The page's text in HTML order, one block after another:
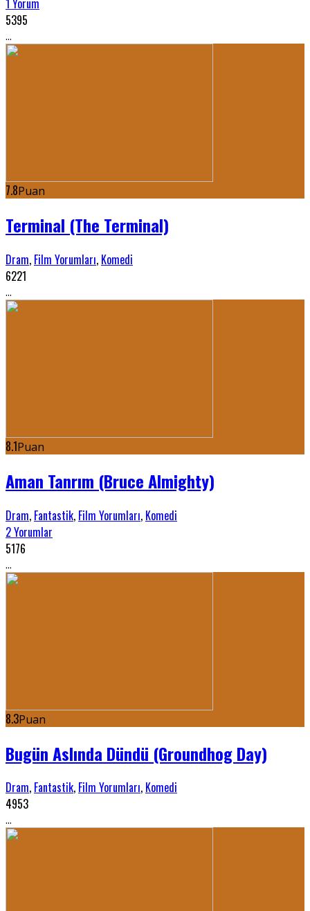
1 Yorum
5395
...
7.8Puan
Terminal (The Terminal)
Dram, Film Yorumları, Komedi
6221
...
8.1Puan
Aman Tanrım (Bruce Almighty)
Dram, Fantastik, Film Yorumları, Komedi
2 Yorumlar
5176
...
8.3Puan
Bugün Aslında Dündü (Groundhog Day)
Dram, Fantastik, Film Yorumları, Komedi
4953
...